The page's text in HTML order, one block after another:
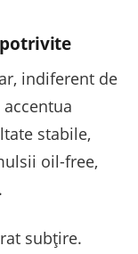
indiferent de
stabile,
oil-free,
subțire.